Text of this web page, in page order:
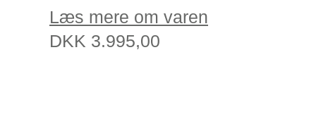
Læs mere om varen
DKK 3.995,00